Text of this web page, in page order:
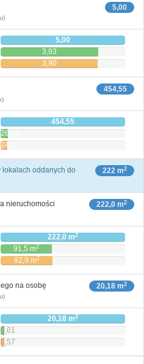
5,00
5,00
3,93
3,90
454,55
454,55
26,06
24,07
222 m2
oddanych do
222,0 m2
nieruchomości
222,0 m2
91,5 m2
92,9 m2
20,18 m2
na osobę
20,18 m2
0,61
m2
0,57